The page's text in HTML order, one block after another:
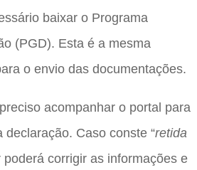
baixar o Programa
(PGD). Esta é a mesma
o envio das documentações.
acompanhar o portal para
Caso conste “retida
poderá corrigir as informações e